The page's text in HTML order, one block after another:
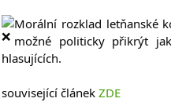
Morální rozklad letňanské
možné politicky přikrýt
hlasujících.
související článek ZDE